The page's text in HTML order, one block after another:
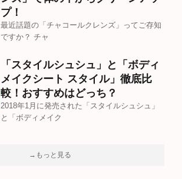
プ！
最近話題の「チャコールクレンズ」ってご存知
ですか？ チャ
「スタイルシュシュ」と「ボディ
メイクシート スタイル」徹底比
較！おすすめはどっち？
2018年1月に発売された「スタイルシュシュ」
と「ボディメイク
→もっと見る